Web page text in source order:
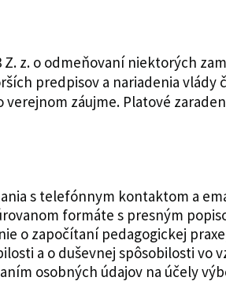
Z. z. o odmeňovaní niektorých
predpisov a nariadenia
záujme. Platové
s telefónnym kontaktom a
formáte s presným
o započítaní pedagogickej
a o duševnej spôsobilosti
osobných údajov na účely